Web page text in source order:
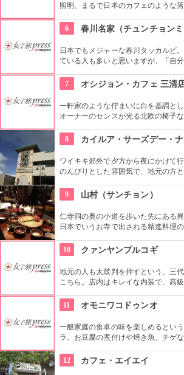
照明、まるで日本のカフェのような
どれもほっとする味わいのものばか
6 春川名家（チュンチョンミ
日本でもメジャーな春川タッカルビ
ている人も多いと思いますが、「自
を自分で調整することができます。
から愛されているのですね。
7 オシジョン・カフェ 三清
一軒家のような佇まいに白を基調と
オーナーのセンスが光る北欧の椅子
り、ラテアートを楽しめるコーヒー
間にほっと一息つける場所です。
8
ワイキキ郊外で夕方から夜にかけて
のんびりとした雰囲気で、地元の方
ワイ産のおいしいグルメが勢ぞろい
ーに利用できそうですね。
9 山村（サンチョン）
仁寺洞の奥の小道を歩いた先にある
日本でいうお寺で出される精進料理
い民族衣装を着た人が伝統芸能を披
楽しめます。
10 クァンヤンプルコギ
地元の人も太鼓判を押すという、三
こちら。店内はキレイな内装で、高
で試してみて。お肉だけでなく、つ
11 オモニワコドゥンオ
一般家庭の食卓の味を楽しめるとい
ラ。お豆腐の煮付けや焼き魚、チゲ
飯に変更する事も出来ます。どこか
家にお邪魔しているような雰囲気も
12 カフェ・エイエイ